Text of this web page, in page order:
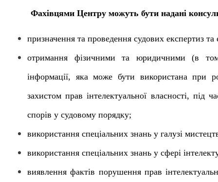
Фахівцями Центру можуть бути надані
призначення та проведення судових експертиз
отримання фізичними та юридичними (в
інформації, яка може бути використана при
захистом прав інтелектуальної власності, під
спорів у судовому порядку;
використання спеціальних знань у галузі
використання спеціальних знань у сфері
виявлення фактів порушення прав